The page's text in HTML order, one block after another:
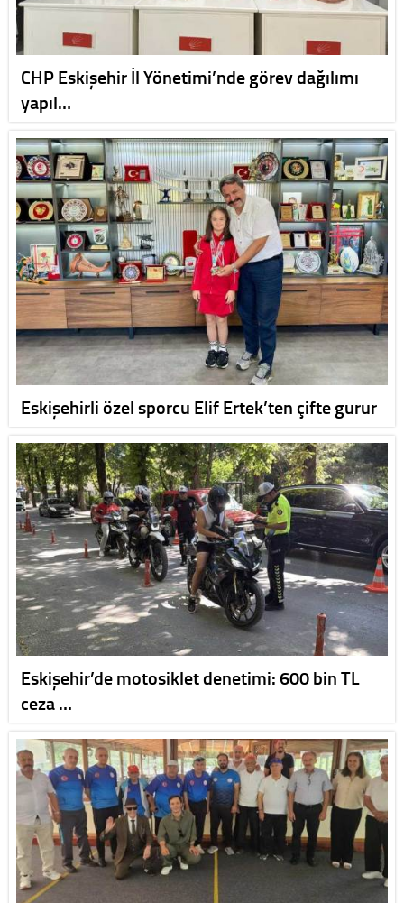
CHP Eskişehir İl Yönetimi’nde görev dağılımı
yapıl…
Eskişehirli özel sporcu Elif Ertek’ten çifte gurur
Eskişehir’de motosiklet denetimi: 600 bin TL
ceza …